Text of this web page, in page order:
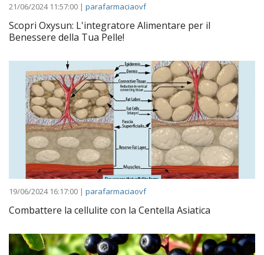
21/06/2024 11:57:00 | parafarmaciaovf
Scopri Oxysun: L'integratore Alimentare per il
Benessere della Tua Pelle!
19/06/2024 16:17:00 | parafarmaciaovf
Combattere la cellulite con la Centella Asiatica